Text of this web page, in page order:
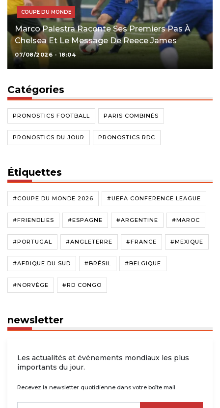
COUPE DU MONDE
Marco Palestra Raconte Ses Premiers Pas À
Chelsea Et Le Message De Reece James
07/08/2026 - 18:04
Catégories
PRONOSTICS FOOTBALL PARIS COMBINÉS
PRONOSTICS DU JOUR PRONOSTICS RDC
Étiquettes
#COUPE DU MONDE 2026 #UEFA CONFERENCE LEAGUE
#FRIENDLIES #ESPAGNE #ARGENTINE #MAROC
#PORTUGAL #ANGLETERRE #FRANCE #MEXIQUE
#AFRIQUE DU SUD #BRÉSIL #BELGIQUE
#NORVÈGE #RD CONGO
newsletter
Les actualités et événements mondiaux les plus
importants du jour.
Recevez la newsletter quotidienne dans votre boîte mail.